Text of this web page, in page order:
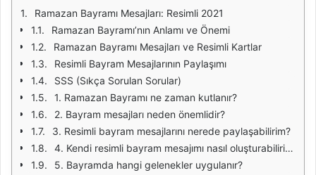
Ramazan Bayramı Mesajları: Resimli 2021
Ramazan Bayramı’nın Anlamı ve Önemi
Ramazan Bayramı Mesajları ve Resimli Kartlar
Resimli Bayram Mesajlarının Paylaşımı
SSS (Sıkça Sorulan Sorular)
1. Ramazan Bayramı ne zaman kutlanır?
2. Bayram mesajları neden önemlidir?
3. Resimli bayram mesajlarını nerede paylaşabilirim?
4. Kendi resimli bayram mesajımı nasıl oluşturabilirim?
5. Bayramda hangi gelenekler uygulanır?